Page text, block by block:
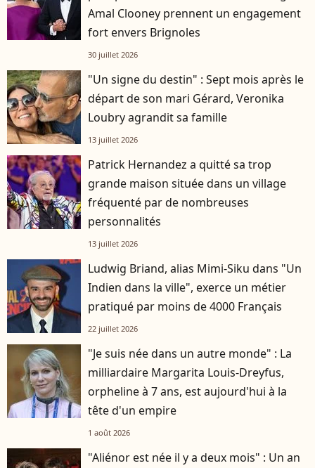
Amal Clooney prennent un engagement
fort envers Brignoles
30 juillet 2026
"Un signe du destin" : Sept mois après le
départ de son mari Gérard, Veronika
Loubry agrandit sa famille
13 juillet 2026
Patrick Hernandez a quitté sa trop
grande maison située dans un village
fréquenté par de nombreuses
personnalités
13 juillet 2026
Ludwig Briand, alias Mimi-Siku dans "Un
Indien dans la ville", exerce un métier
pratiqué par moins de 4000 Français
22 juillet 2026
"Je suis née dans un autre monde" : La
milliardaire Margarita Louis-Dreyfus,
orpheline à 7 ans, est aujourd'hui à la
tête d'un empire
1 août 2026
"Aliénor est née il y a deux mois" : Un an